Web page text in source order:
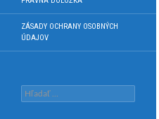
ZÁSADY OCHRANY OSOBNÝCH
ÚDAJOV
Hľadať: